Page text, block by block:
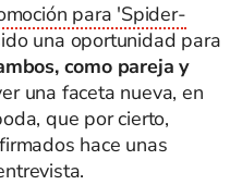
para 'Spider-
una oportunidad para
como pareja y
una faceta nueva, en
que por cierto,
hace unas